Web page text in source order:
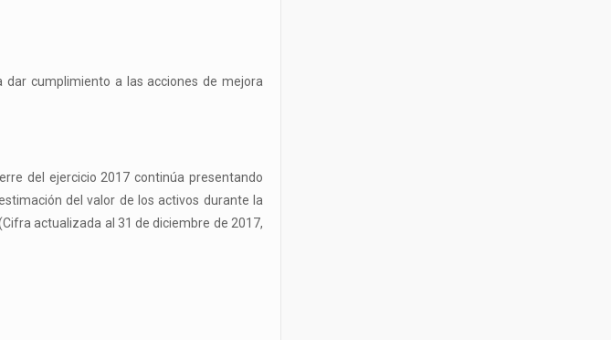
dar cumplimiento a las acciones de mejora
del ejercicio 2017 continúa presentando
del valor de los activos durante la
actualizada al 31 de diciembre de 2017,